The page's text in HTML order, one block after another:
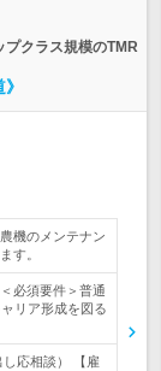
クラス規模のTMR
機のメンテナン
す。
必須要件＞普通
リア形成を図る
応相談） 【雇